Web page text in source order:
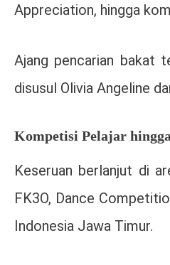
Appreciation, hingga
Ajang pencarian bakat
disusul Olivia Angeline
Kompetisi Pelajar
Keseruan berlanjut di
FK3O, Dance
Indonesia Jawa Timur.